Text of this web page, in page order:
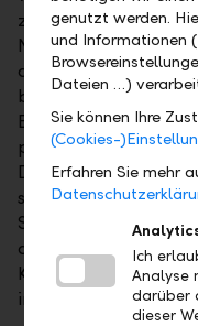
zugänglich. So ist
Navigation ein
auch der neue
beschleunigt die
Besonderheit: das
persönlich
Dashboard
sich die
Schritten ausführen.
das LLB Online
Kundinnen und
intuitive und
genutzt werden.
und Informationen
Dateien …)
Sie können Ihre
(Cookies-
Erfahren Sie mehr
Ich
Analyse
darüber
dieser